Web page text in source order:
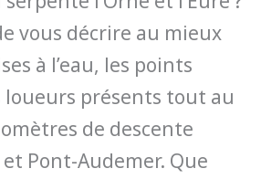
vous décrire au mieux
à l’eau, les points
loueurs présents tout au
de descente
Pont-Audemer. Que